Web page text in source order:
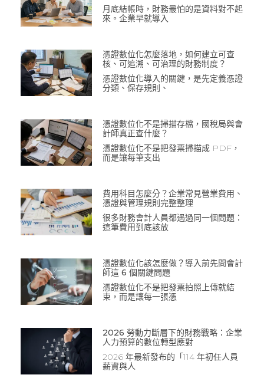
月底結帳時，財務最怕的是資料對不起
來。企業早就導入
憑證數位化怎麼落地，如何建立可查
核、可追溯、可治理的財務制度？
憑證數位化導入的關鍵，是先定義憑證
分類、保存規則、
憑證數位化不是掃描存檔，國稅局與會
計師真正查什麼？
憑證數位化不是把發票掃描成 PDF，
而是讓每筆支出
費用科目怎麼分？企業常見營業費用、
憑證與管理規則完整整理
很多財務會計人員都遇過同一個問題：
這筆費用到底該放
憑證數位化該怎麼做？導入前先問會計
師這 6 個關鍵問題
憑證數位化不是把發票拍照上傳就結
束，而是讓每一張憑
2026 勞動力斷層下的財務戰略：企業
人力預算的數位轉型應對
2026 年最新發布的「114 年初任人員
薪資與人